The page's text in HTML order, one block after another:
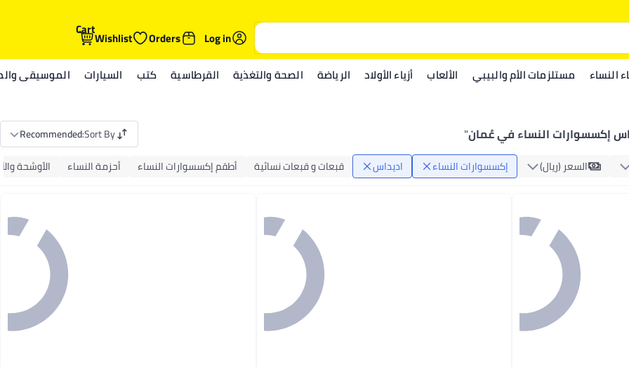
Log in
Orders
Wishlist
Cart
النساء مستلزمات الأم والبيبي الألعاب أزياء الأولاد الرياضة الصحة والتغذية القرطاسية كتب السيارات الموسيقى
إكسسوارات النساء في عُمان"
Sort By
:
Recommended
السعر (ريال) إكسسوارات النساء اديداس قبعات و قبعات نسائية أطقم إكسسوارات النساء أحزمة النساء الأوشحة